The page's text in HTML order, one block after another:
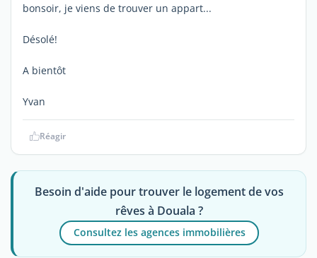
bonsoir, je viens de trouver un appart...
Désolé!
A bientôt
Yvan
Réagir
Besoin d'aide pour trouver le logement de vos
rêves à Douala ?
Consultez les agences immobilières